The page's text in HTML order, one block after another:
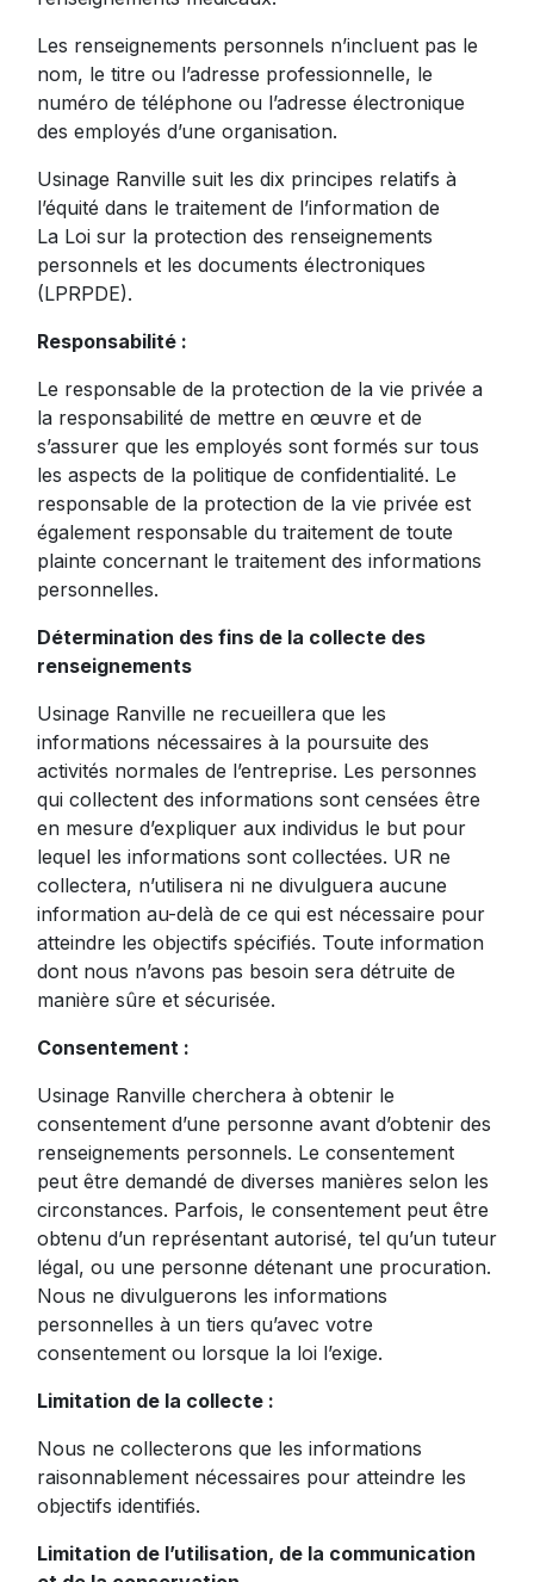
Les renseignements personnels n’incluent pas le
nom, le titre ou l’adresse professionnelle, le
numéro de téléphone ou l’adresse électronique
des employés d’une organisation.
Usinage Ranville suit les dix principes relatifs à
l’équité dans le traitement de l’information de
La Loi sur la protection des renseignements
personnels et les documents électroniques
(LPRPDE).
Responsabilité :
Le responsable de la protection de la vie privée a
la responsabilité de mettre en œuvre et de
s’assurer que les employés sont formés sur tous
les aspects de la politique de confidentialité. Le
responsable de la protection de la vie privée est
également responsable du traitement de toute
plainte concernant le traitement des informations
personnelles.
Détermination des fins de la collecte des
renseignements
Usinage Ranville ne recueillera que les
informations nécessaires à la poursuite des
activités normales de l’entreprise. Les personnes
qui collectent des informations sont censées être
en mesure d’expliquer aux individus le but pour
lequel les informations sont collectées. UR ne
collectera, n’utilisera ni ne divulguera aucune
information au-delà de ce qui est nécessaire pour
atteindre les objectifs spécifiés. Toute information
dont nous n’avons pas besoin sera détruite de
manière sûre et sécurisée.
Consentement :
Usinage Ranville cherchera à obtenir le
consentement d’une personne avant d’obtenir des
renseignements personnels. Le consentement
peut être demandé de diverses manières selon les
circonstances. Parfois, le consentement peut être
obtenu d’un représentant autorisé, tel qu’un tuteur
légal, ou une personne détenant une procuration.
Nous ne divulguerons les informations
personnelles à un tiers qu’avec votre
consentement ou lorsque la loi l’exige.
Limitation de la collecte :
Nous ne collecterons que les informations
raisonnablement nécessaires pour atteindre les
objectifs identifiés.
Limitation de l’utilisation, de la communication